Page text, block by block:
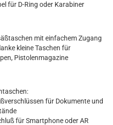
für D-Ring oder Karabiner
mit einfachem Zugang
kleine Taschen für
Pistolenmagazine
für Dokumente und
für Smartphone oder AR